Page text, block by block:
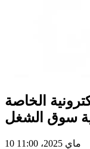
الخاصة
سوق الشغل
10 ماي 2025، 11:00